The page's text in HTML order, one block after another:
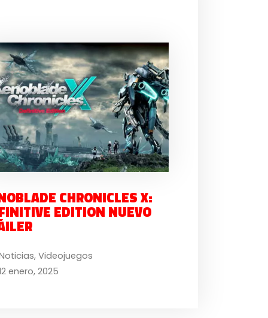
CHRONICLES X:
EDITION NUEVO
,Videojuegos
enero, 2025